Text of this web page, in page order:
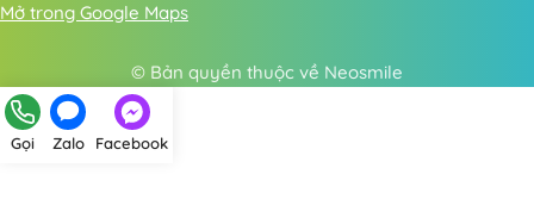
Mở trong Google Maps
© Bản quyền thuộc về Neosmile
Gọi Zalo Facebook